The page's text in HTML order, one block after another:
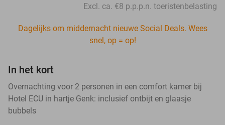
Excl. ca. €8 p.p.p.n. toeristenbelasting
Dagelijks om middernacht nieuwe Social Deals. Wees
snel, op = op!
In het kort
Overnachting voor 2 personen in een comfort kamer bij
Hotel ECU in hartje Genk: inclusief ontbijt en glaasje
bubbels